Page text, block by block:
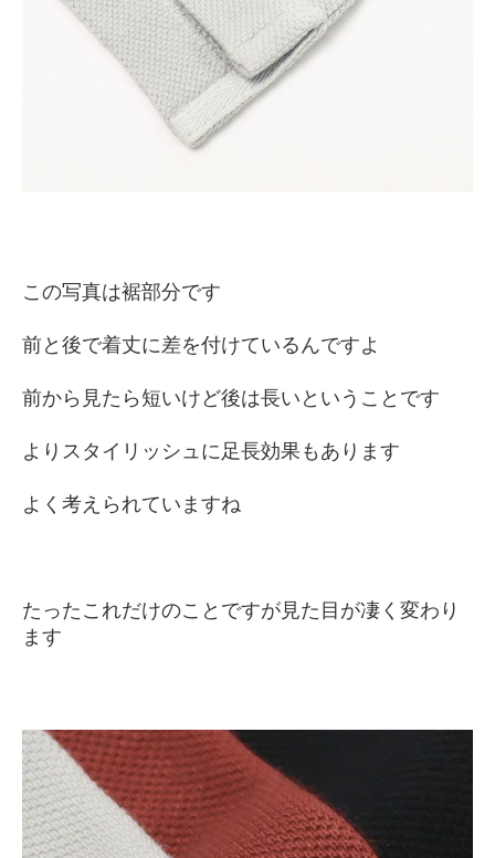
この写真は裾部分です
前と後で着丈に差を付けているんですよ
前から見たら短いけど後は長いということです
よりスタイリッシュに足長効果もあります
よく考えられていますね
たったこれだけのことですが見た目が凄く変わり
ます